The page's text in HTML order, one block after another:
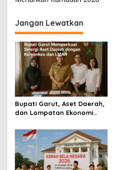
i
g
a
s
i
p
o
Jangan Lewatkan
Bupati Garut, Aset Daerah,
dan Lompatan Ekonomi